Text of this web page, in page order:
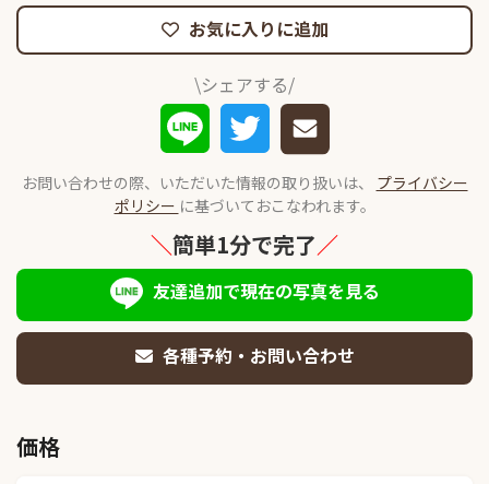
お気に入りに追加
\シェアする/
お問い合わせの際、いただいた情報の取り扱いは、 プライバシー
ポリシー に基づいておこなわれます。
＼簡単1分で完了／
友達追加で現在の写真を見る
各種予約・お問い合わせ
価格